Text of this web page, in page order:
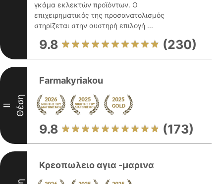
γκάμα εκλεκτών προϊόντων. Ο
επιχειρηματικός της προσανατολισμός
στηρίζεται στην αυστηρή επιλογή ...
9.8 (230)
II Θέση
Farmakyriakou
9.8 (173)
Κρεοπωλειο αγια -μαρινα